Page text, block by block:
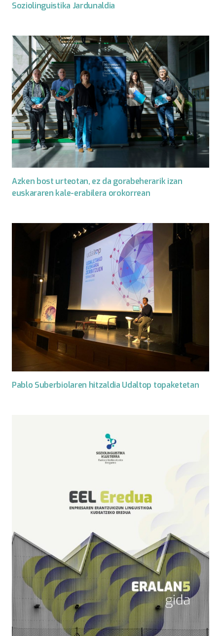
Soziolinguistika Jardunaldia
Azken bost urteotan, ez da gorabeherarik izan
euskararen kale-erabilera orokorrean
Pablo Suberbiolaren hitzaldia Udaltop topaketetan